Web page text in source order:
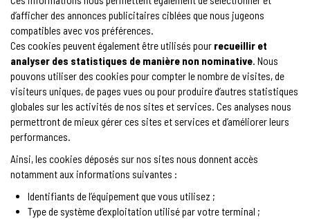
d’afficher des annonces publicitaires ciblées que nous jugeons
compatibles avec vos préférences.
Ces cookies peuvent également être utilisés pour recueillir et
analyser des statistiques de manière non nominative. Nous
pouvons utiliser des cookies pour compter le nombre de visites, de
visiteurs uniques, de pages vues ou pour produire d’autres statistiques
globales sur les activités de nos sites et services. Ces analyses nous
permettront de mieux gérer ces sites et services et d’améliorer leurs
performances.
Ainsi, les cookies déposés sur nos sites nous donnent accès
notamment aux informations suivantes :
Identifiants de l’équipement que vous utilisez ;
Type de système d’exploitation utilisé par votre terminal ;